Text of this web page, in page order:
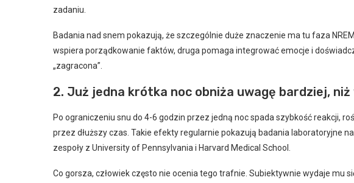
zadaniu.
Badania nad snem pokazują, że szczególnie duże znaczenie ma tu faza
wspiera porządkowanie faktów, druga pomaga integrować emocje i
„zagracona”.
2. Już jedna krótka noc obniża uwagę bardziej, niż
Po ograniczeniu snu do 4-6 godzin przez jedną noc spada szybkość reakcji,
przez dłuższy czas. Takie efekty regularnie pokazują badania laboratoryjne
zespoły z University of Pennsylvania i Harvard Medical School.
Co gorsza, człowiek często nie ocenia tego trafnie. Subiektywnie wydaje mu